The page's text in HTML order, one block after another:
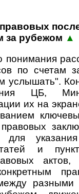
за рубежом ▲
понимания
по счетам
услышать".
ЦБ,
их на
для
и
разными